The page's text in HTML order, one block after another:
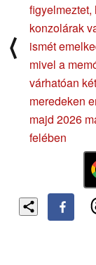
⟨
figyelmeztet,
konzolárak
ismét
mivel a
várhatóan
meredeken
majd 2026
felében